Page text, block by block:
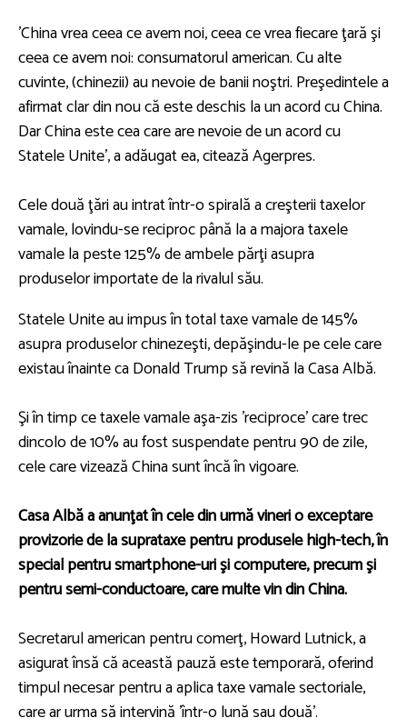
'China vrea ceea ce avem noi, ceea ce vrea fiecare ţară şi
ceea ce avem noi: consumatorul american. Cu alte
cuvinte, (chinezii) au nevoie de banii noştri. Preşedintele a
afirmat clar din nou că este deschis la un acord cu China.
Dar China este cea care are nevoie de un acord cu
Statele Unite', a adăugat ea, citează Agerpres.
Cele două ţări au intrat într-o spirală a creşterii taxelor
vamale, lovindu-se reciproc până la a majora taxele
vamale la peste 125% de ambele părţi asupra
produselor importate de la rivalul său.
Statele Unite au impus în total taxe vamale de 145%
asupra produselor chinezeşti, depăşindu-le pe cele care
existau înainte ca Donald Trump să revină la Casa Albă.
Şi în timp ce taxele vamale aşa-zis 'reciproce' care trec
dincolo de 10% au fost suspendate pentru 90 de zile,
cele care vizează China sunt încă în vigoare.
Casa Albă a anunţat în cele din urmă vineri o exceptare
provizorie de la suprataxe pentru produsele high-tech, în
special pentru smartphone-uri şi computere, precum şi
pentru semi-conductoare, care multe vin din China.
Secretarul american pentru comerţ, Howard Lutnick, a
asigurat însă că această pauză este temporară, oferind
timpul necesar pentru a aplica taxe vamale sectoriale,
care ar urma să intervină 'într-o lună sau două'.